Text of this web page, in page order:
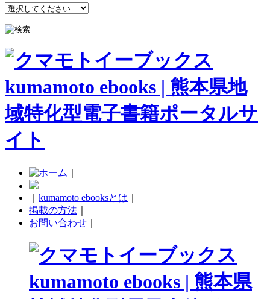
kumamoto ebooksとは
掲載の方法
お問い合わせ